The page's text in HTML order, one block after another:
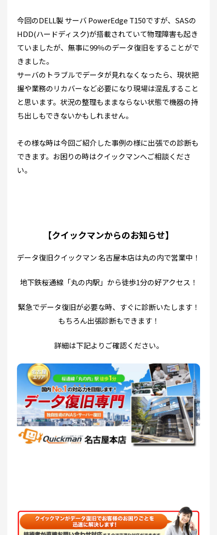
今回のDELL製 サーバ PowerEdge T150ですが、SASの
HDD(ハードディスク)が搭載されていて物理障害も起き
ていましたが、無事に99％のデータ復旧をすることがで
きました。
サーバのトラブルでデータが見れなくなったら、現状把
握や業務のリカバーなど必要になり現場は混乱すること
と思います。状況の整理もままならない状態で機器の持
ち出しもできないかもしれません。
その様な時は今回ご紹介した事例の様に出張での診断も
できます。 お困りの時はクイックマンへご相談くださ
い。
【クイックマンからのお知らせ】
データ復旧クイックマン 名古屋本店は丸の内で営業中！
地下鉄桜通線「丸の内駅」から徒歩1分の好アクセス！
緊急でデータ復旧が必要な時、すぐに診断いたします！
もちろん出張診断もできます！
詳細は下記よりご確認ください。